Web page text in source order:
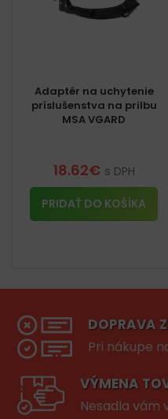
Adaptér na uchytenie
príslušenstva na prilbu
MSA VGARD
18.62€ s DPH
PRIDAŤ DO KOŠÍKA
DOPRAVA
Pri nákupe
VÝMENA
Nesadla vám